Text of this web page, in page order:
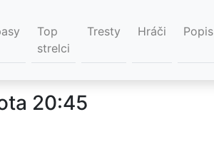
Top
strelci
Tresty Hráči Popis
20:45